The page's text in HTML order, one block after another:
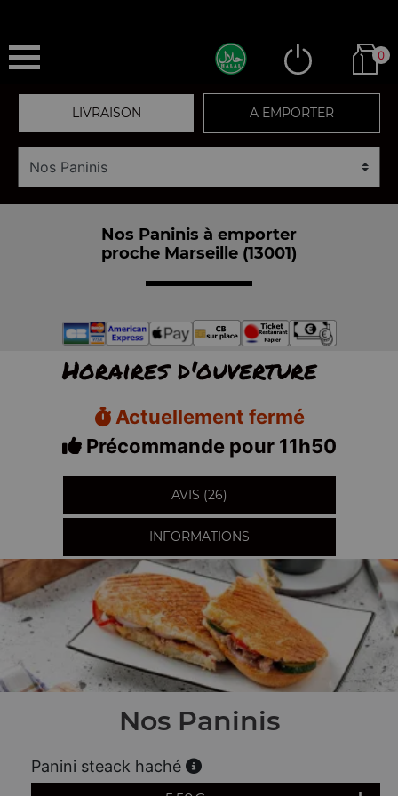
0
LIVRAISON A EMPORTER
Nos Paninis à emporter
proche Marseille (13001)
Horaires d'ouverture
Actuellement fermé
Précommande pour 11h50
AVIS (26)
INFORMATIONS
Nos Paninis
Panini steack haché